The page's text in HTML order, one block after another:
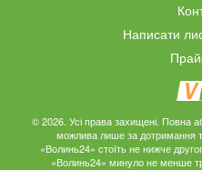
На фронті
прогноз для України
15:09
У Львові 18-
хлопця під час сварки
На Волині чоловік
Написати
© 2026. Усі права захищені. Повна
можлива лише за дотримання
«Волинь24» стоїть не нижче
«Волинь24» минуло не менше